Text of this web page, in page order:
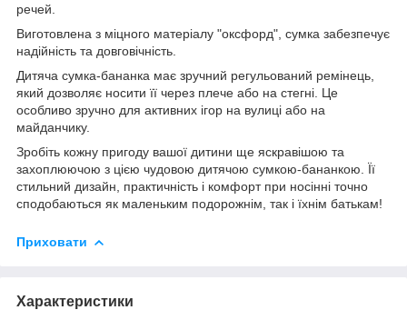
речей.
Виготовлена з міцного матеріалу "оксфорд", сумка забезпечує
надійність та довговічність.
Дитяча сумка-бананка має зручний регульований ремінець,
який дозволяє носити її через плече або на стегні. Це
особливо зручно для активних ігор на вулиці або на
майданчику.
Зробіть кожну пригоду вашої дитини ще яскравішою та
захоплюючою з цією чудовою дитячою сумкою-бананкою. Її
стильний дизайн, практичність і комфорт при носінні точно
сподобаються як маленьким подорожнім, так і їхнім батькам!
Приховати
Характеристики